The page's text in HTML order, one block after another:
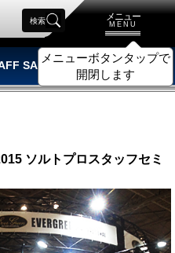
メニュー
MENU
メニューボタンタップで
開閉します
検索
SALT]
ソルトプロスタッフセミ